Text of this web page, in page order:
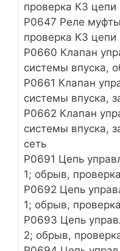
проверка КЗ
Р0647 Реле
проверка КЗ цепи
P0660 Клапан
системы впуска,
P0661 Клапан
системы впуска,
P0662 Клапан
системы впуска,
сеть
Р0691 Цепь
1; обрыв,
Р0692 Цепь
1; обрыв,
Р0693 Цепь
2; обрыв,